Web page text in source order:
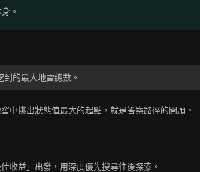
。
的最大地雷總數。
中挑出狀態值最大的起點，就是答案路徑的開頭。
收益」出發，用深度優先搜尋往後探索。